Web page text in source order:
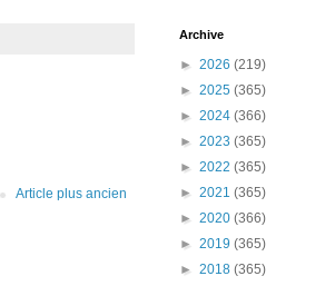
Article plus ancien
Archive
► 2026 (219)
► 2025 (365)
► 2024 (366)
► 2023 (365)
► 2022 (365)
► 2021 (365)
► 2020 (366)
► 2019 (365)
► 2018 (365)